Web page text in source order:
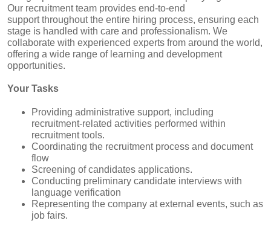
Our recruitment team provides end‑to‑end
support throughout the entire hiring process, ensuring each
stage is handled with care and professionalism. We
collaborate with experienced experts from around the world,
offering a wide range of learning and development
opportunities.
Your Tasks
Providing administrative support, including
recruitment-related activities performed within
recruitment tools.
Coordinating the recruitment process and document
flow
Screening of candidates applications.
Conducting preliminary candidate interviews with
language verification
Representing the company at external events, such as
job fairs.